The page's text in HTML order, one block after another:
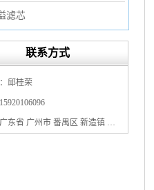
滤芯
料过滤器
过滤器滤芯
联系方式
邱桂荣
广州市 番禺区 新造镇 新造镇石角咀街4号三楼之一